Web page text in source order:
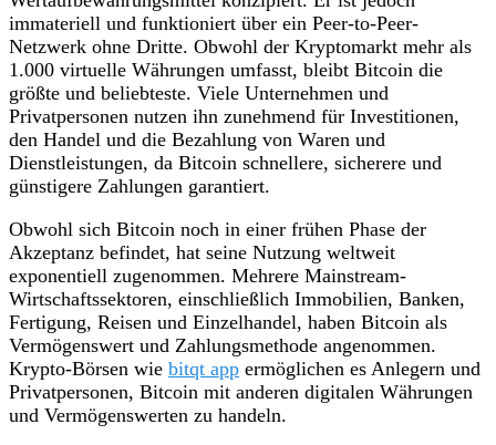
immateriell und funktioniert über ein Peer-to-Peer-
Netzwerk ohne Dritte. Obwohl der Kryptomarkt mehr als
1.000 virtuelle Währungen umfasst, bleibt Bitcoin die
größte und beliebteste. Viele Unternehmen und
Privatpersonen nutzen ihn zunehmend für Investitionen,
den Handel und die Bezahlung von Waren und
Dienstleistungen, da Bitcoin schnellere, sicherere und
günstigere Zahlungen garantiert.
Obwohl sich Bitcoin noch in einer frühen Phase der
Akzeptanz befindet, hat seine Nutzung weltweit
exponentiell zugenommen. Mehrere Mainstream-
Wirtschaftssektoren, einschließlich Immobilien, Banken,
Fertigung, Reisen und Einzelhandel, haben Bitcoin als
Vermögenswert und Zahlungsmethode angenommen.
Krypto-Börsen wie bitqt app ermöglichen es Anlegern und
Privatpersonen, Bitcoin mit anderen digitalen Währungen
und Vermögenswerten zu handeln.